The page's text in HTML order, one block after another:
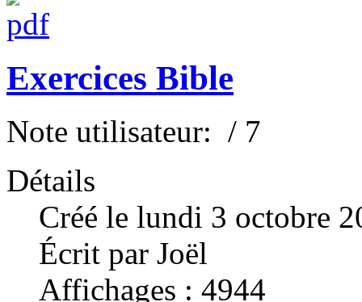
Exercices Bible
Note utilisateur: / 7
Détails
Créé le lundi 3 octobre
Écrit par Joël
Affichages : 4944